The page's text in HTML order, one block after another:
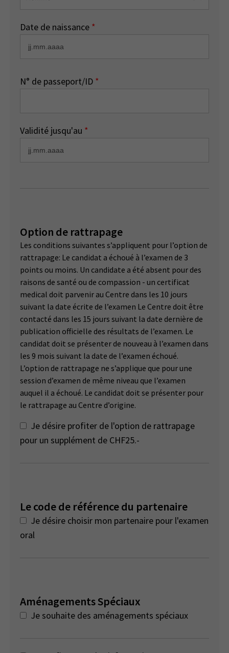
Date de naissance *
N° de passeport/ID *
Validité jusqu'au *
Option de rattrapage
Les conditions suivantes s’appliquent pour l’option de
rattrapage: Le candidat a échoué à l’examen de 3
points ou moins. Un candidate a été absent pour des
raisons de santé ou de compassion - un certificat
medical doit parvenir au Centre dans les 10 jours
suivant la date écrite de l’examen Le Centre doit être
contacté dans les 15 jours suivant la date dernière de
publication officielle des résultats de l’examen. Le
candidat doit se présenter de nouveau à l’examen dans
les 9 mois suivant la date de l’examen échoué.
L’option de rattrapage ne s’applique que pour une
session d’examen de même niveau que l’examen
auquel il a échoué. Le candidat doit se présenter pour
le rattrapage au Centre d’origine.
Je désire profiter de l'option de rattrapage
pour un supplément de CHF25.-
Le code de référence du partenaire
Je désire choisir mon partenaire pour l'examen
oral
Aménagements Spéciaux
Je souhaite des aménagements spéciaux